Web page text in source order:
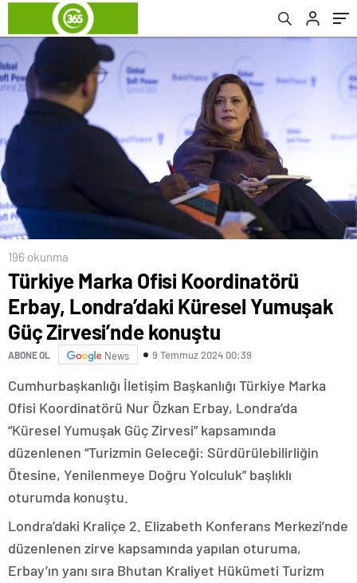
Zirvesi’nde konuştu
196 okunma
Türkiye Marka Ofisi Koordinatörü
Erbay, Londra’daki Küresel Yumuşak
Güç Zirvesi’nde konuştu
ABONE OL News 9 Temmuz 2024 00:39
Cumhurbaşkanlığı İletişim Başkanlığı Türkiye Marka
Ofisi Koordinatörü Nur Özkan Erbay, Londra’da
“Küresel Yumuşak Güç Zirvesi” kapsamında
düzenlenen “Turizmin Geleceği: Sürdürülebilirliğin
Ötesine, Yenilenmeye Doğru Yolculuk” başlıklı
oturumda konuştu.
Londra’daki Kraliçe 2. Elizabeth Konferans Merkezi’nde
düzenlenen zirve kapsamında yapılan oturuma,
Erbay’ın yanı sıra Bhutan Kraliyet Hükümeti Turizm